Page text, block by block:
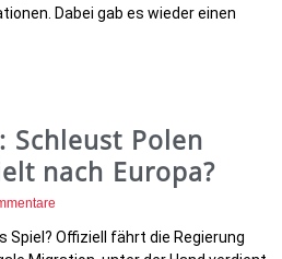
Dabei gab es wieder einen
Schleust Polen
nach Europa?
Spiel? Offiziell fährt die Regierung